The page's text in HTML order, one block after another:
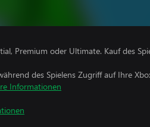
Premium oder Ultimate. Kauf des
des Spielens Zugriff auf Ihre
Informationen